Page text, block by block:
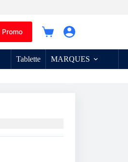
Promo
Panier
Tablette MARQUES